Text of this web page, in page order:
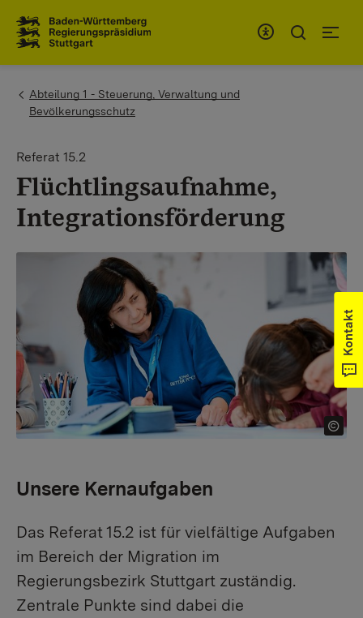
You are here:
Abteilung 1 - Steuerung, Verwaltung und
Bevölkerungsschutz
Referat 15.2
Flüchtlingsaufnahme,
Integrationsförderung
Unsere Kernaufgaben
Das Referat 15.2 ist für vielfältige Aufgaben
im Bereich der Migration im
Regierungsbezirk Stuttgart zuständig.
Zentrale Punkte sind dabei die
Kontakt